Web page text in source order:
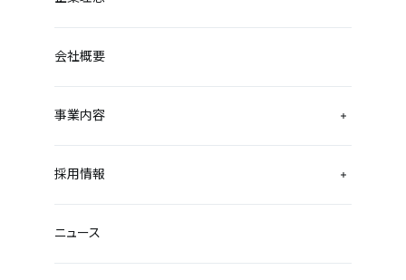
会社概要
事業内容
採用情報
ニュース